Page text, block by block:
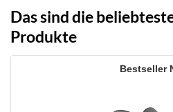
Das sind die
Produkte